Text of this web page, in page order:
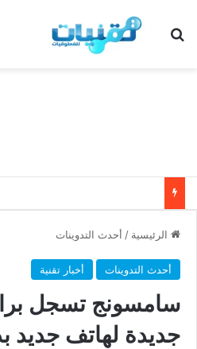
بحث عن
الرئيسية / أحدث التدوينات
أحدث التدوينات أخبار تقنية
سامسونج تسجل
جديدة لهاتف جديد